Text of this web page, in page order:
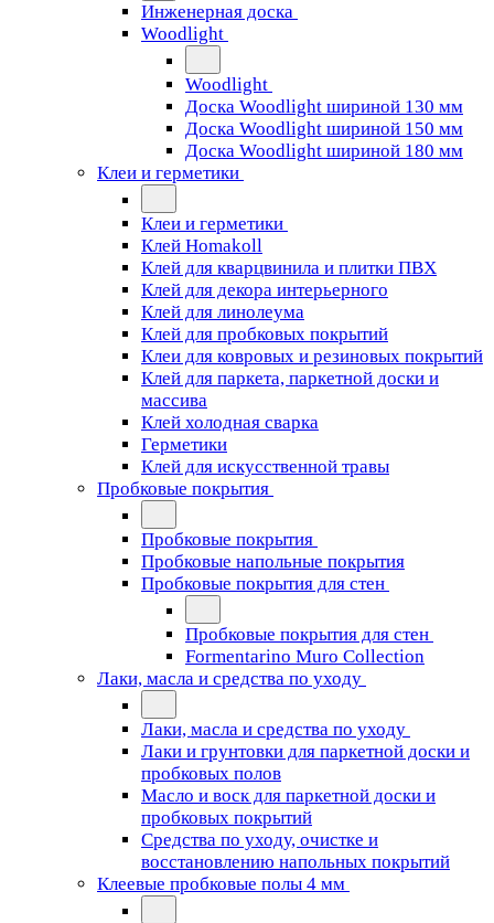
Инженерная доска
Woodlight
Woodlight
Доска Woodlight шириной 130 мм
Доска Woodlight шириной 150 мм
Доска Woodlight шириной 180 мм
Клеи и герметики
Клеи и герметики
Клей Homakoll
Клей для кварцвинила и плитки ПВХ
Клей для декора интерьерного
Клей для линолеума
Клей для пробковых покрытий
Клеи для ковровых и резиновых покрытий
Клей для паркета, паркетной доски и
массива
Клей холодная сварка
Герметики
Клей для искусственной травы
Пробковые покрытия
Пробковые покрытия
Пробковые напольные покрытия
Пробковые покрытия для стен
Пробковые покрытия для стен
Formentarino Muro Collection
Лаки, масла и средства по уходу
Лаки, масла и средства по уходу
Лаки и грунтовки для паркетной доски и
пробковых полов
Масло и воск для паркетной доски и
пробковых покрытий
Средства по уходу, очистке и
восстановлению напольных покрытий
Клеевые пробковые полы 4 мм